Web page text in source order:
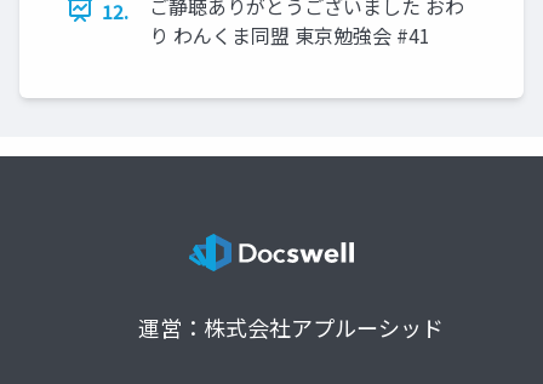
12.
り わんくま同盟 東京勉強会 #41
運営：株式会社アプルーシッド